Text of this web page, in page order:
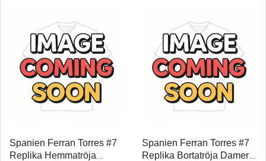
Spanien Ferran Torres #7
Replika Hemmatröja
Spanien Ferran Torres #7
Replika Bortatröja Damer